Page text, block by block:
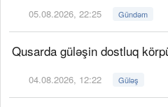
05.08.2026, 22:25 Gündəm
Qusarda güləşin dostluq
04.08.2026, 12:22 Güləş